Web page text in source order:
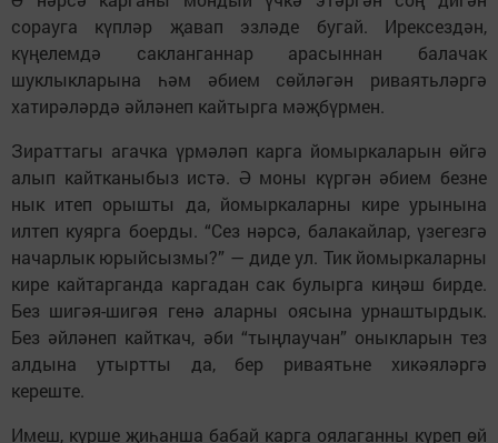
сорауга күпләр җавап эзләде бугай. Ирексездән,
күңелемдә сакланганнар арасыннан балачак
шуклыкларына һәм әбием сөйләгән риваятьләргә
хатирәләрдә әйләнеп кайтырга мәҗ­бүр­мен.
Зираттагы агачка үрмәләп карга йомыркаларын өйгә
алып кайтканыбыз истә. Ә моны күргән әбием безне
нык итеп орышты да, йомыркаларны кире урынына
илтеп куярга боерды. “Сез нәрсә, балакайлар, үзегезгә
начарлык юрыйсызмы?” — диде ул. Тик йо­мыр­каларны
кире кайтарганда каргадан сак булырга киңәш бирде.
Без шигәя-шигәя генә аларны оясына урнаштырдык.
Без әйләнеп кайткач, әби “тың­­лау­чан” оныкларын тез
алдына утыртты да, бер риваятьне хикәяләргә
кереште.
Имеш, күрше җи­һанша бабай карга оялаганны күреп өй